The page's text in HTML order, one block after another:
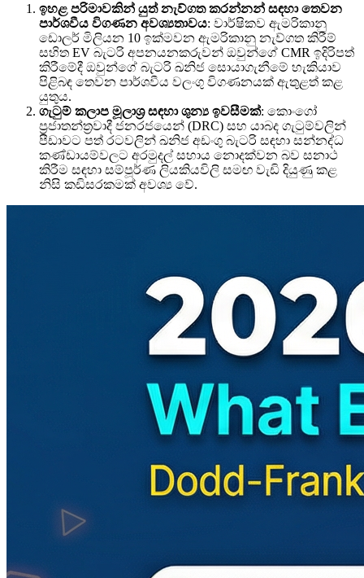
ඉහළ පරිමාවකින් යුත් නැව්ගත කරන්නන් සඳහා තෙවන
පාර්ශවීය විගණන අවශ්‍යතාවය: වාර්ෂිකව ඇමරිකානු
ඩොලර් මිලියන 10 ඉක්මවන ඇමරිකානු නැව්ගත කිරීම්
සහිත EV බැටරි අපනයනකරුවන් ඔවුන්ගේ CMR ඉදිරිපත්
කිරීමේදී ඔවුන්ගේ බැටරි ඛනිජ සොයාගැනීමේ හැකියාව
පිළිබඳ තෙවන පාර්ශවීය වලංගු විගණනයක් ඇතුළත් කළ
යුතුය.
ගැටුම් කලාප මූලාශ්‍ර සඳහා ශුන්‍ය ඉවසීමක්: කොංගෝ
ප්‍රජාතන්ත්‍රවාදී ජනරජයෙන් (DRC) සහ යාබද ගැටුම්වලින්
පීඩාවට පත් රටවලින් ඛනිජ අඩංගු බැටරි සඳහා සන්නද්ධ
කණ්ඩායම්වලට අරමුදල් සහාය නොදක්වන බව සනාථ
කිරීම සඳහා සම්පූර්ණ ලියකියවිලි සමඟ වැඩි දියුණු කළ
නිසි කඩිසරකමක් අවශ්‍ය වේ.